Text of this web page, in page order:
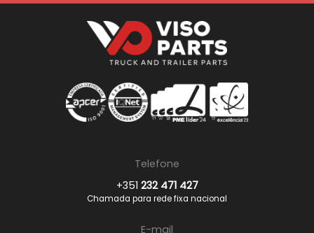
Telefone
+351 232 471 427
Chamada para rede fixa nacional
E-mail